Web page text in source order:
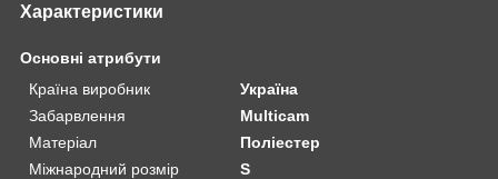
Характеристики
Основні атрибути
Країна виробник
Україна
Забарвлення
Multicam
Матеріал
Поліестер
Міжнародний розмір
S